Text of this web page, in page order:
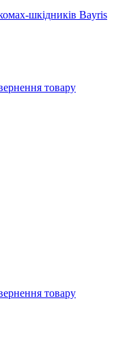
шкідників Bayris
товару
товару